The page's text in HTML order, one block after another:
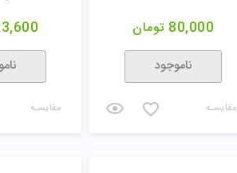
80,000 تومان
ناموجود
مقایسـه مقایسـه